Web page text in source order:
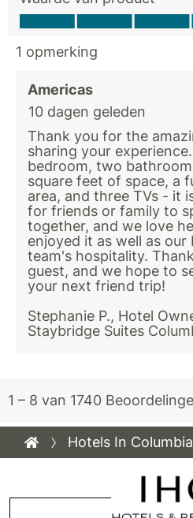
Hotels In Columbia